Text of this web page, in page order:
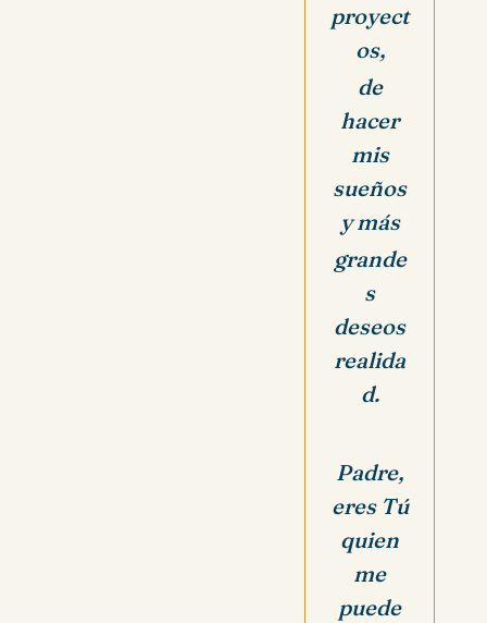
proyect
os,
de
hacer
mis
sueños
y más
grande
s
deseos
realida
d.
Padre,
eres Tú
quien
me
puede